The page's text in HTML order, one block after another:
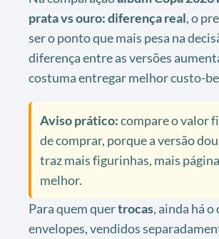
prata vs ouro: diferença real, o
ser o ponto que mais pesa na
diferença entre as versões
costuma entregar melhor custo-
Aviso prático:compare o valor
de comprar, porque a versão
traz mais figurinhas, mais
melhor.
Para quem quertrocas, ainda há o
envelopes, vendidos